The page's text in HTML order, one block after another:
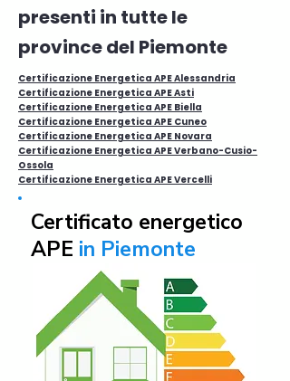
presenti in tutte le
province del Piemonte
Certificazione Energetica APE Alessandria
Certificazione Energetica APE Asti
Certificazione Energetica APE Biella
Certificazione Energetica APE Cuneo
Certificazione Energetica APE Novara
Certificazione Energetica APE Verbano-Cusio-
Ossola
Certificazione Energetica APE Vercelli
Certificato energetico
APE in Piemonte